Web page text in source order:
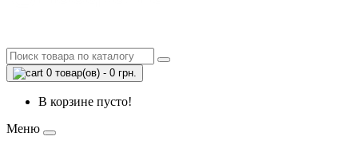
0 товар(ов) - 0 грн.
В корзине пусто!
Меню